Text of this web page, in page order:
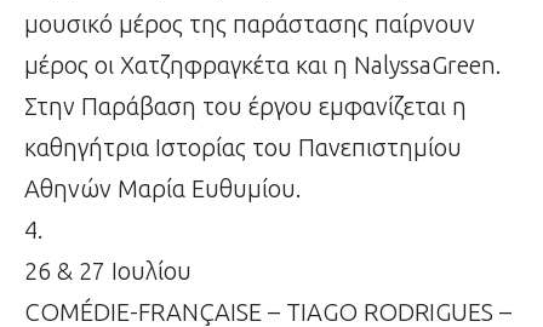
μουσικό μέρος της παράστασης παίρνουν
μέρος οι Χατζηφραγκέτα και η NalyssaGreen.
Στην Παράβαση του έργου εμφανίζεται η
καθηγήτρια Ιστορίας του Πανεπιστημίου
Αθηνών Μαρία Ευθυμίου.
4.
26 & 27 Ιουλίου
COMÉDIE-FRANÇAISE – TIAGO RODRIGUES –